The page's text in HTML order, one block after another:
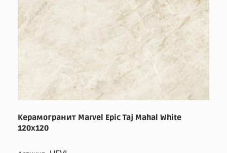
Керамогранит Marvel Epic Taj Mahal White
120x120